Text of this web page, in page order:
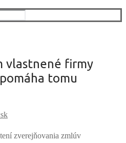
vlastnené firmy
tomu
zverejňovania zmlúv